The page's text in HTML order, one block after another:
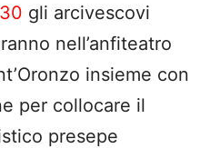
gli arcivescovi
nell’anfiteatro
insieme con
per collocare il
presepe